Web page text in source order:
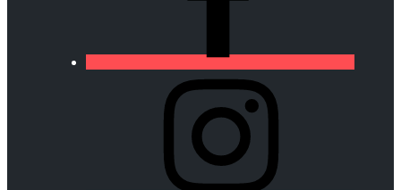
chamalieres.fr/wp-
content/uploads/2020/03/